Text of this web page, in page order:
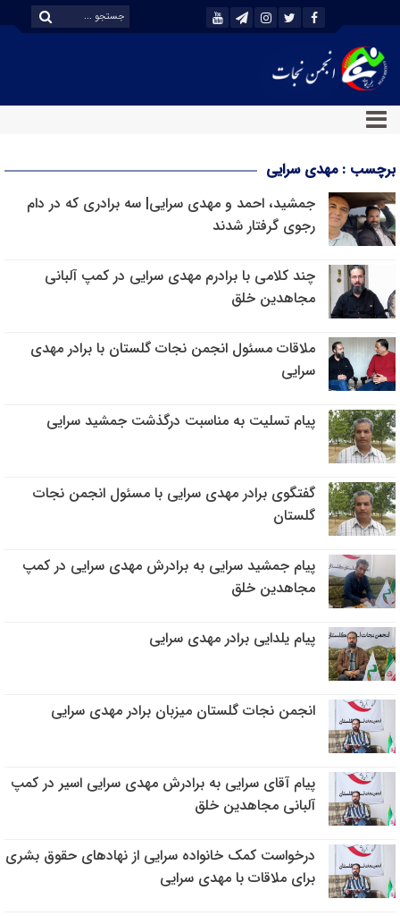
برچسب : مهدی سرایی
جمشید، احمد و مهدی سرایی| سه برادری که در دام
رجوی گرفتار شدند
چند کلامی با برادرم مهدی سرایی در کمپ آلبانی
مجاهدین خلق
ملاقات مسئول انجمن نجات گلستان با برادر مهدی
سرایی
پیام تسلیت به مناسبت درگذشت جمشید سرایی
گفتگوی برادر مهدی سرایی با مسئول انجمن نجات
گلستان
پیام جمشید سرایی به برادرش مهدی سرایی در کمپ
مجاهدین خلق
پیام یلدایی برادر مهدی سرایی
انجمن نجات گلستان میزبان برادر مهدی سرایی
پیام آقای سرایی به برادرش مهدی سرایی اسیر در کمپ
آلبانی مجاهدین خلق
درخواست کمک خانواده سرایی از نهادهای حقوق بشری
برای ملاقات با مهدی سرایی